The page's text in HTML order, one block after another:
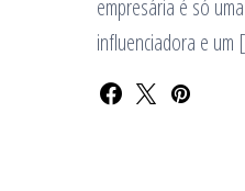
empresária é só
influenciadora e